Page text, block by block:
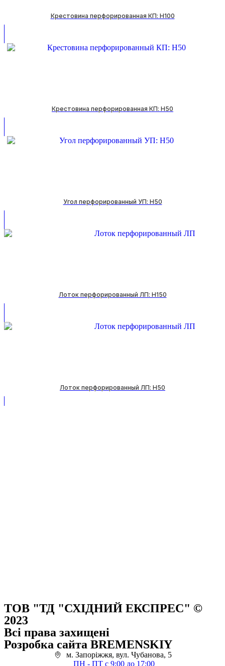
Крестовина перфорированная КП: H100
Крестовина перфорированная КП: H50
Угол перфорированный УП: H50
Лоток перфорированный ЛП: H150
Лоток перфорированный ЛП: H50
ТОВ "ТД "СХІДНИЙ ЕКСПРЕС" ©
2023
Всі права захищені
Розробка сайта BREMENSKIY
м. Запоріжжя, вул. Чубанова, 5
ПН - ПТ с 9:00 до 17:00